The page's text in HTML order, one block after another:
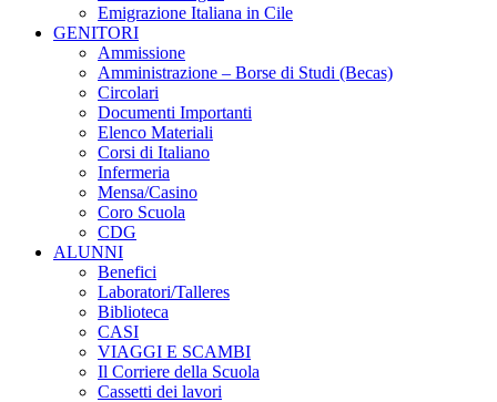
Emigrazione Italiana in Cile
GENITORI
Ammissione
Amministrazione – Borse di Studi (Becas)
Circolari
Documenti Importanti
Elenco Materiali
Corsi di Italiano
Infermeria
Mensa/Casino
Coro Scuola
CDG
ALUNNI
Benefici
Laboratori/Talleres
Biblioteca
CASI
VIAGGI E SCAMBI
Il Corriere della Scuola
Cassetti dei lavori